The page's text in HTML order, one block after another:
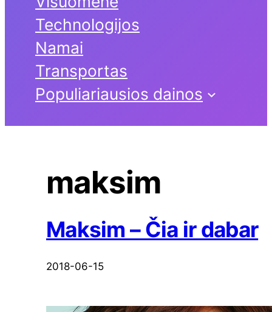
Technologijos
Namai
Transportas
Populiariausios dainos
maksim
Maksim – Čia ir dabar
2018-06-15